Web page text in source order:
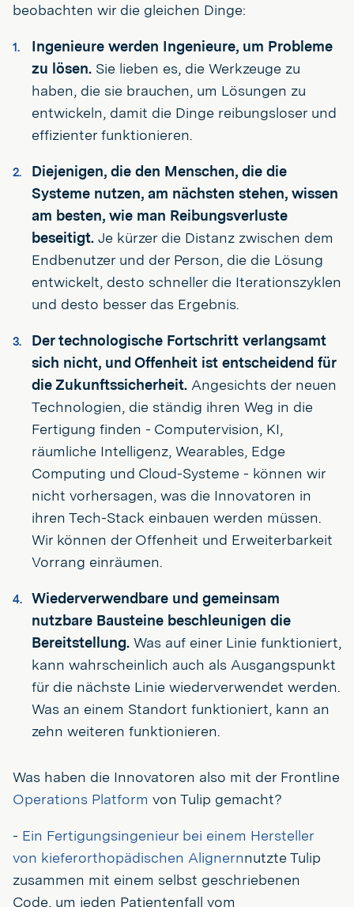
beobachten wir die gleichen Dinge:
Ingenieure werden Ingenieure, um Probleme
zu lösen.Sie lieben es, die Werkzeuge zu
haben, die sie brauchen, um Lösungen zu
entwickeln, damit die Dinge reibungsloser und
effizienter funktionieren.
Diejenigen, die den Menschen, die die
Systeme nutzen, am nächsten stehen, wissen
am besten, wie man Reibungsverluste
beseitigt.Je kürzer die Distanz zwischen dem
Endbenutzer und der Person, die die Lösung
entwickelt, desto schneller die Iterationszyklen
und desto besser das Ergebnis.
Der technologische Fortschritt verlangsamt
sich nicht, und Offenheit ist entscheidend für
die Zukunftssicherheit.Angesichts der neuen
Technologien, die ständig ihren Weg in die
Fertigung finden - Computervision, KI,
räumliche Intelligenz, Wearables, Edge
Computing und Cloud-Systeme - können wir
nicht vorhersagen, was die Innovatoren in
ihren Tech-Stack einbauen werden müssen.
Wir können der Offenheit und Erweiterbarkeit
Vorrang einräumen.
Wiederverwendbare und gemeinsam
nutzbare Bausteine beschleunigen die
Bereitstellung.Was auf einer Linie funktioniert,
kann wahrscheinlich auch als Ausgangspunkt
für die nächste Linie wiederverwendet werden.
Was an einem Standort funktioniert, kann an
zehn weiteren funktionieren.
Was haben die Innovatoren also mit der Frontline
Operations Platform von Tulip gemacht?
- Ein Fertigungsingenieur bei einem Hersteller
von kieferorthopädischen Alignernnutzte Tulip
zusammen mit einem selbst geschriebenen
Code, um jeden Patientenfall vom